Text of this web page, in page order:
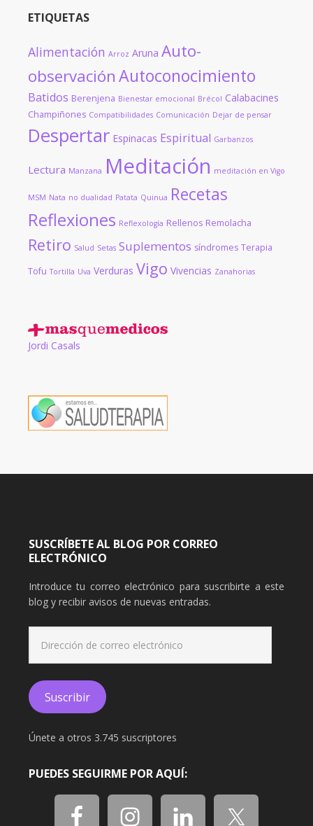
ETIQUETAS
Alimentación Arroz Aruna Auto-
observaciónAutoconocimiento
Batidos Berenjena Bienestar emocional Brécol Calabacines
Champiñones Compatibilidades Comunicación Dejar de pensar
Despertar Espinacas Espiritual Garbanzos
Lectura Manzana Meditación meditación en Vigo
MSM Nata no dualidad Patata Quinua Recetas
Reflexiones Reflexología Rellenos Remolacha
Retiro Salud Setas Suplementos síndromes Terapia
Tofu Tortilla Uva Verduras Vigo Vivencias Zanahorias
Jordi Casals
SUSCRÍBETE AL BLOG POR CORREO
ELECTRÓNICO
Introduce tu correo electrónico para suscribirte a este
blog y recibir avisos de nuevas entradas.
correo
electrónico
Suscribir
Únete a otros 3.745 suscriptores
PUEDES SEGUIRME POR AQUÍ: